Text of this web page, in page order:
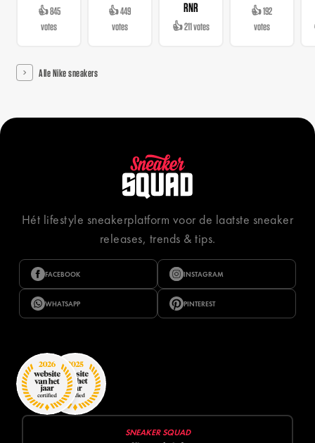
👍 845
votes
👍 449
votes
RNR
👍 211 votes
👍 192
votes
Alle Nike sneakers
Hét lifestyle sneakerplatform voor de laatste sneaker
releases, trends & tips.
FACEBOOK INSTAGRAM
WHATSAPP PINTEREST
SNEAKER SQUAD